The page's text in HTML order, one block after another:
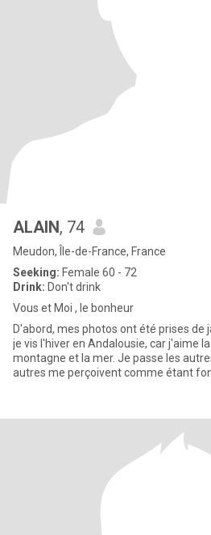
ALAIN, 74
Meudon, Île-de-France, France
Seeking: Female 60 - 72
Drink: Don't drink
Vous et Moi , le bonheur
D'abord, mes photos ont été prises de
je vis l'hiver en Andalousie, car j'aime
montagne et la mer. Je passe les autres
autres me perçoivent comme étant